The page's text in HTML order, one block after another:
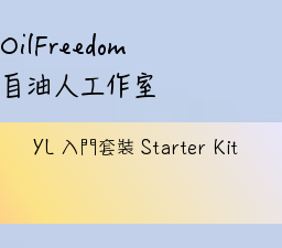
OilFreedom
​自油人工作室
YL 入門套裝 Starter Kit